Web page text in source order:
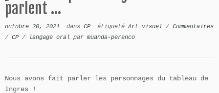
parlent …
octobre 20, 2021 dans CP étiquetéArt visuel / Commentaires
/ CP / langage oral par muanda-perenco
Nous avons fait parler les personnages du tableau de
Ingres !